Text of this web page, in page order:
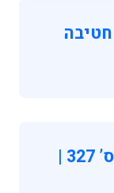
מבזק ירקות – שדה וירק מס’ 327 |